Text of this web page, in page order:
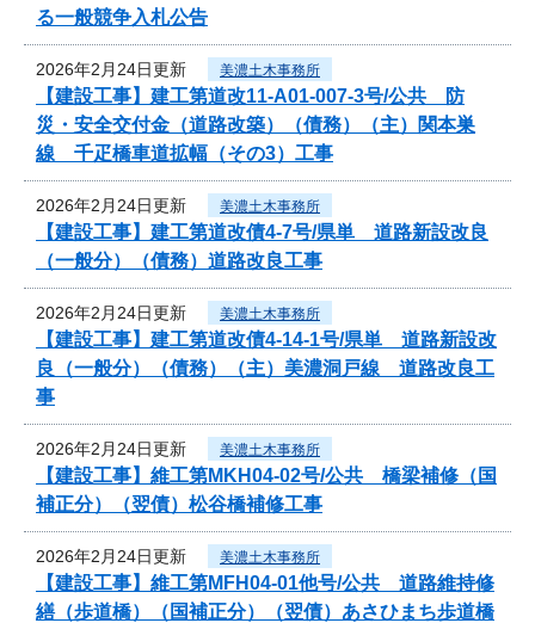
る一般競争入札公告
2026年2月24日更新 美濃土木事務所
【建設工事】建工第道改11-A01-007-3号/公共 防
災・安全交付金（道路改築）（債務）（主）関本巣
線 千疋橋車道拡幅（その3）工事
2026年2月24日更新 美濃土木事務所
【建設工事】建工第道改債4-7号/県単 道路新設改良
（一般分）（債務）道路改良工事
2026年2月24日更新 美濃土木事務所
【建設工事】建工第道改債4-14-1号/県単 道路新設改
良（一般分）（債務）（主）美濃洞戸線 道路改良工
事
2026年2月24日更新 美濃土木事務所
【建設工事】維工第MKH04-02号/公共 橋梁補修（国
補正分）（翌債）松谷橋補修工事
2026年2月24日更新 美濃土木事務所
【建設工事】維工第MFH04-01他号/公共 道路維持修
繕（歩道橋）（国補正分）（翌債）あさひまち歩道橋